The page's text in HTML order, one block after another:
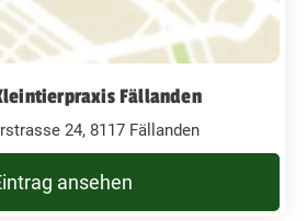
Fällanden
24, 8117 Fällanden
ansehen